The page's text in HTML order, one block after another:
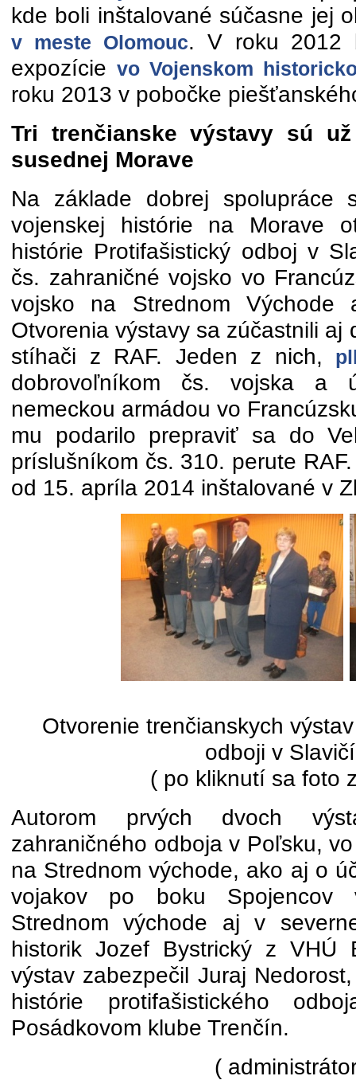
kde boli inštalované súčasne jej
v meste Olomouc. V roku 2012
expozície vo Vojenskom
roku 2013 v pobočke
Tri trenčianske výstavy sú
susednej Morave
Na základe dobrej spolupráce
vojenskej histórie na Morave
histórie Protifašistický odboj v
čs. zahraničné vojsko vo
vojsko na Strednom Východe
Otvorenia výstavy sa zúčastnili aj
stíhači z RAF. Jeden z nich,
dobrovoľníkom čs. vojska a
nemeckou armádou vo
mu podarilo prepraviť sa do
príslušníkom čs. 310. perute
od 15. apríla 2014 inštalované v
Otvorenie trenčianskych
odboji v
( po kliknutí sa foto
Autorom prvých dvoch
zahraničného odboja v Poľsku,
na Strednom východe, ako aj o
vojakov po boku Spojencov
Strednom východe aj v
historik Jozef Bystrický z VHÚ
výstav zabezpečil Juraj
histórie protifašistického
Posádkovom klube Trenčín.
(